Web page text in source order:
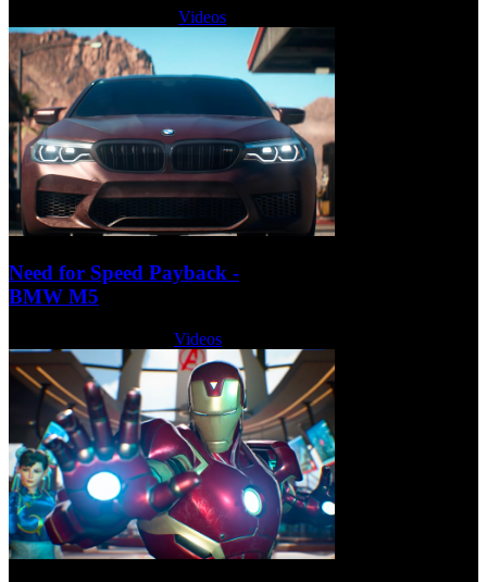
Videos
Need for Speed Payback -
BMW M5
Videos